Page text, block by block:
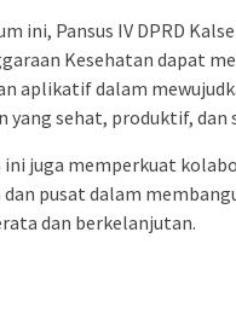
ini, Pansus IV DPRD
Kesehatan dapat
aplikatif dalam
yang sehat, produktif, dan
juga memperkuat
pusat dalam
dan berkelanjutan.